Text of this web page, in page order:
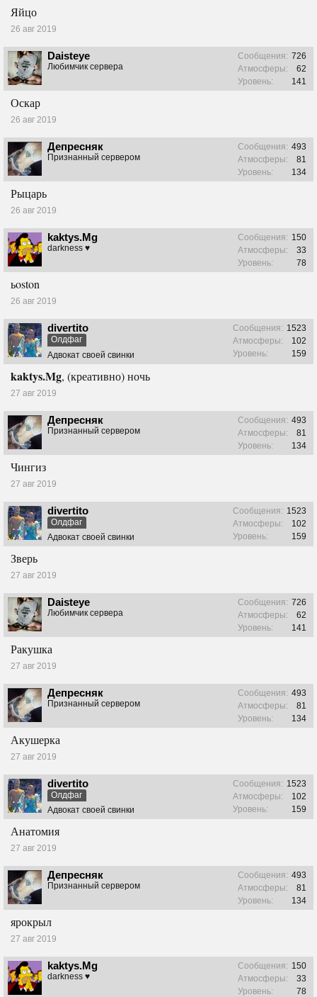
Яйцо
26 авг 2019
Daisteye
Любимчик сервера
Сообщения: 726
Атмосферы:
62
Уровень:
141
Оскар
26 авг 2019
Депресняк
Признанный сервером
Сообщения: 493
Атмосферы:
81
Уровень:
134
Рыцарь
26 авг 2019
kaktys.Mg
darkness ♥
Сообщения: 150
Атмосферы:
33
Уровень:
78
ьoston
26 авг 2019
divertito
Олдфаг
Адвокат своей свинки
Сообщения: 1523
Атмосферы:
102
Уровень:
159
kaktys.Mg, (креативно) ночь
27 авг 2019
Депресняк
Признанный сервером
Сообщения: 493
Атмосферы:
81
Уровень:
134
Чингиз
27 авг 2019
divertito
Олдфаг
Адвокат своей свинки
Сообщения: 1523
Атмосферы:
102
Уровень:
159
Зверь
27 авг 2019
Daisteye
Любимчик сервера
Сообщения: 726
Атмосферы:
62
Уровень:
141
Ракушка
27 авг 2019
Депресняк
Признанный сервером
Сообщения: 493
Атмосферы:
81
Уровень:
134
Акушерка
27 авг 2019
divertito
Олдфаг
Адвокат своей свинки
Сообщения: 1523
Атмосферы:
102
Уровень:
159
Анатомия
27 авг 2019
Депресняк
Признанный сервером
Сообщения: 493
Атмосферы:
81
Уровень:
134
ярокрыл
27 авг 2019
kaktys.Mg
darkness ♥
Сообщения: 150
Атмосферы:
33
Уровень:
78